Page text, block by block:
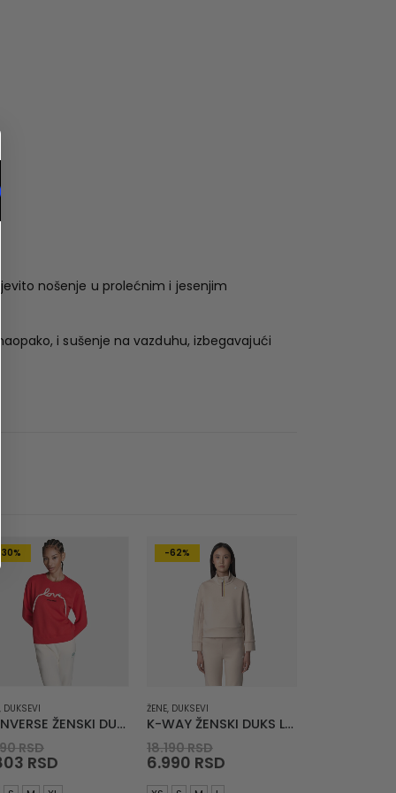
nošenje u prolećnim i jesenjim
i sušenje na vazduhu, izbegavajući
-30%
, DUKSEVI
CONVERSE ŽENSKI DUKS Love Lace Long Sleeve Crew
RSD
price
RSD
-62%
ŽENE, DUKSEVI
K-WAY ŽENSKI DUKS Louen Light Spacer
18.190RSD
price
6.990 RSD